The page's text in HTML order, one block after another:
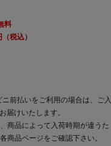
料
税込）
前払いをご利用の場合は、ご入
届けいたします。
商品によって入荷時期が違うた
商品ページをご確認下さい。